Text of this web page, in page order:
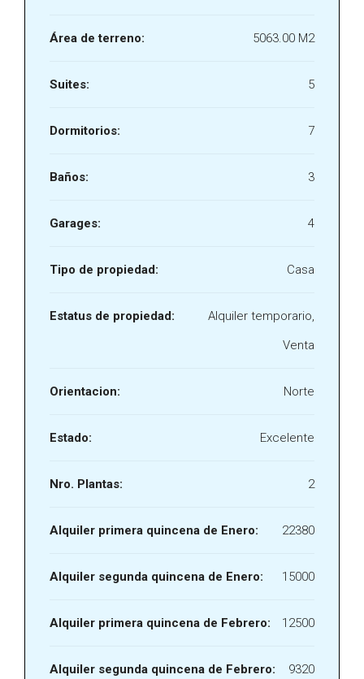
Área de terreno: 5063.00 M2
Suites: 5
Dormitorios: 7
Baños: 3
Garages: 4
Tipo de propiedad: Casa
Estatus de propiedad:
Alquiler temporario,
Venta
Orientacion: Norte
Estado: Excelente
Nro. Plantas: 2
Alquiler primera quincena de Enero: 22380
Alquiler segunda quincena de Enero: 15000
Alquiler primera quincena de Febrero: 12500
Alquiler segunda quincena de Febrero: 9320